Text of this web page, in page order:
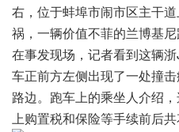
右，位于蚌埠市闹市区主干
祸，一辆价值不菲的兰博基
在事发现场，记者看到这辆
车正前方左侧出现了一处撞
路边。跑车上的乘坐人介绍
上购置税和保险等手续前后共